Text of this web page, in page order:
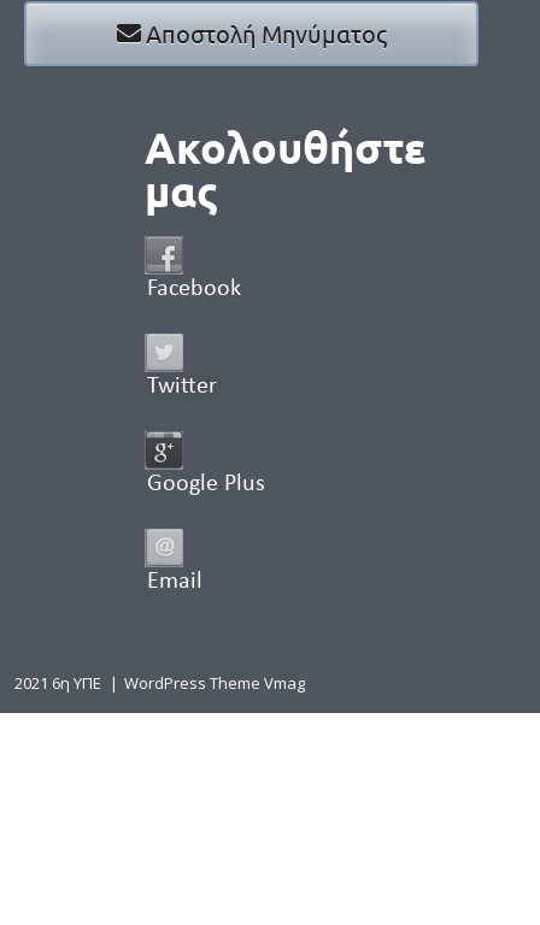
Αποστολή Μηνύματος
Ακολουθήστε
μας
Facebook
Twitter
Google Plus
Email
2021 6η ΥΠΕ | WordPress Theme Vmag